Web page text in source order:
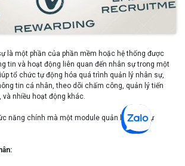
là một phần của phần mềm hoặc hệ thống được
tin và hoạt động liên quan đến nhân sự trong một
tổ chức tự động hóa quá trình quản lý nhân sự,
tin cá nhân, theo dõi chấm công, quản lý tiến
và nhiều hoạt động khác.
năng chính mà một module quản lý nhân sự